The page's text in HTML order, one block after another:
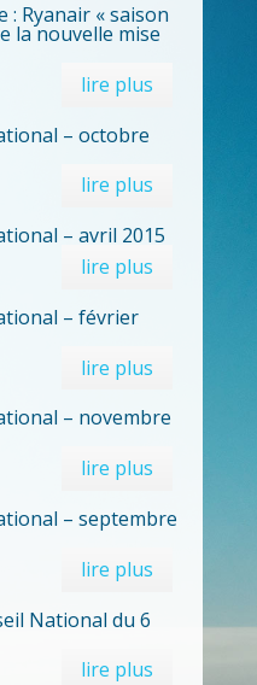
: Ryanair « saison
la nouvelle mise
lire plus
– octobre
lire plus
– avril 2015
lire plus
– février
lire plus
– novembre
lire plus
– septembre
lire plus
National du 6
lire plus